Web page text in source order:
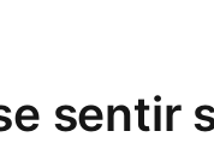
sentir